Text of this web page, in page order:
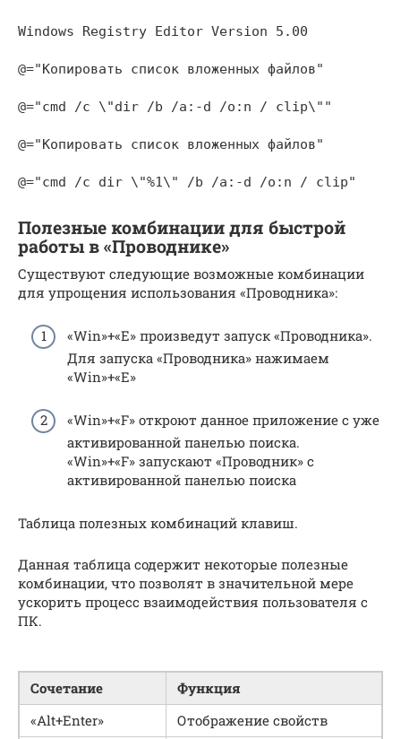
Windows Registry Editor Version 5.00
@="Копировать список вложенных файлов"
@="cmd /c \"dir /b /a:-d /o:n / clip\""
@="Копировать список вложенных файлов"
@="cmd /c dir \"%1\" /b /a:-d /o:n / clip"
Полезные комбинации для быстрой
работы в «Проводнике»
Существуют следующие возможные комбинации
для упрощения использования «Проводника»:
«Win»+«E» произведут запуск «Проводника».
Для запуска «Проводника» нажимаем
«Win»+«E»
«Win»+«F» откроют данное приложение с уже
активированной панелью поиска.
«Win»+«F» запускают «Проводник» с
активированной панелью поиска
Таблица полезных комбинаций клавиш.
Данная таблица содержит некоторые полезные
комбинации, что позволят в значительной мере
ускорить процесс взаимодействия пользователя с
ПК.
Сочетание
Функция
«Alt+Enter»
Отображение свойств